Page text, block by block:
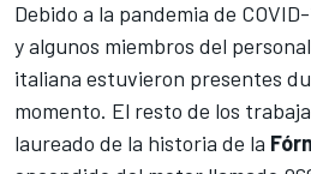
Debido a la pandemia de
y algunos miembros del
italiana estuvieron presentes
momento. El resto de los
laureado de la historia de la